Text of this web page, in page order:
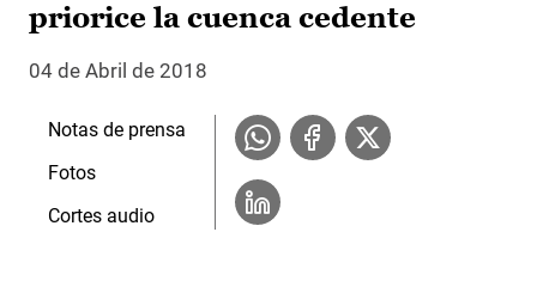
priorice la cuenca cedente
04 de Abril de 2018
Notas de prensa
Fotos
Cortes audio